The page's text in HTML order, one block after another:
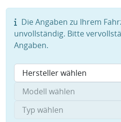
Die Angaben zu Ihrem
unvollständig. Bitte
Angaben.